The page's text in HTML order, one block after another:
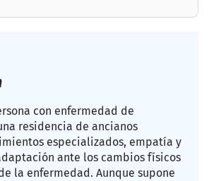
con enfermedad de
residencia de ancianos
especializados, empatía y
ante los cambios físicos
la enfermedad. Aunque supone